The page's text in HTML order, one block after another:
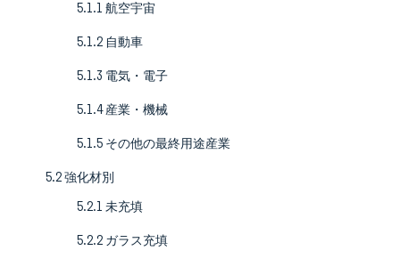
5.1.1 航空宇宙
5.1.2 自動車
5.1.3 電気・電子
5.1.4 産業・機械
5.1.5 その他の最終用途産業
5.2 強化材別
5.2.1 未充填
5.2.2 ガラス充填